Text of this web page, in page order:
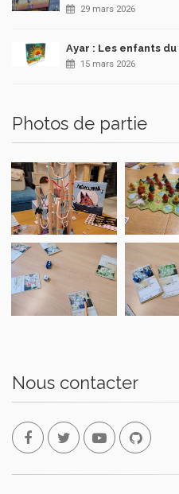
29 mars 2026
Ayar : Les enfants
15 mars 2026
Photos de partie
Nous contacter